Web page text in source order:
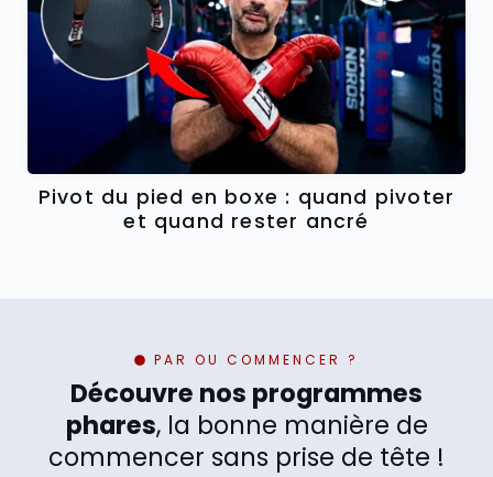
Pivot du pied en boxe : quand pivoter
et quand rester ancré
PAR OU COMMENCER ?
Découvre nos programmes
phares, la bonne manière de
commencer sans prise de tête !